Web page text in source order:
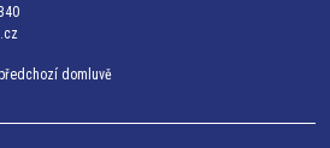
domluvě